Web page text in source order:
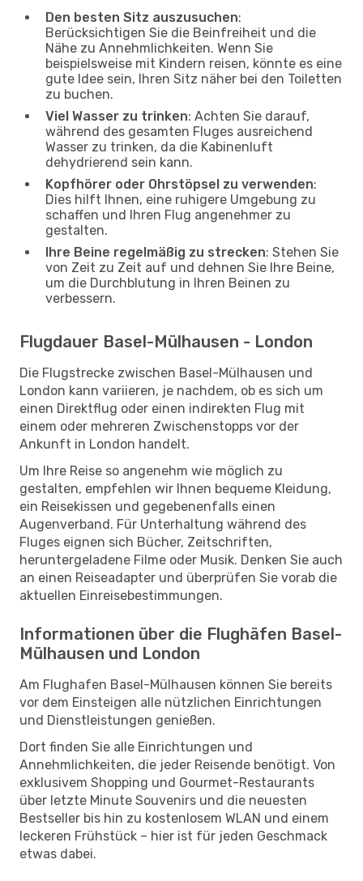
Den besten Sitz auszusuchen:
Berücksichtigen Sie die Beinfreiheit und die
Nähe zu Annehmlichkeiten. Wenn Sie
beispielsweise mit Kindern reisen, könnte es eine
gute Idee sein, Ihren Sitz näher bei den Toiletten
zu buchen.
Viel Wasser zu trinken: Achten Sie darauf,
während des gesamten Fluges ausreichend
Wasser zu trinken, da die Kabinenluft
dehydrierend sein kann.
Kopfhörer oder Ohrstöpsel zu verwenden:
Dies hilft Ihnen, eine ruhigere Umgebung zu
schaffen und Ihren Flug angenehmer zu
gestalten.
Ihre Beine regelmäßig zu strecken: Stehen Sie
von Zeit zu Zeit auf und dehnen Sie Ihre Beine,
um die Durchblutung in Ihren Beinen zu
verbessern.
Flugdauer Basel-Mülhausen - London
Die Flugstrecke zwischen Basel-Mülhausen und
London kann variieren, je nachdem, ob es sich um
einen Direktflug oder einen indirekten Flug mit
einem oder mehreren Zwischenstopps vor der
Ankunft in London handelt.
Um Ihre Reise so angenehm wie möglich zu
gestalten, empfehlen wir Ihnen bequeme Kleidung,
ein Reisekissen und gegebenenfalls einen
Augenverband. Für Unterhaltung während des
Fluges eignen sich Bücher, Zeitschriften,
heruntergeladene Filme oder Musik. Denken Sie auch
an einen Reiseadapter und überprüfen Sie vorab die
aktuellen Einreisebestimmungen.
Informationen über die Flughäfen Basel-
Mülhausen und London
Am Flughafen Basel-Mülhausen können Sie bereits
vor dem Einsteigen alle nützlichen Einrichtungen
und Dienstleistungen genießen.
Dort finden Sie alle Einrichtungen und
Annehmlichkeiten, die jeder Reisende benötigt. Von
exklusivem Shopping und Gourmet-Restaurants
über letzte Minute Souvenirs und die neuesten
Bestseller bis hin zu kostenlosem WLAN und einem
leckeren Frühstück – hier ist für jeden Geschmack
etwas dabei.